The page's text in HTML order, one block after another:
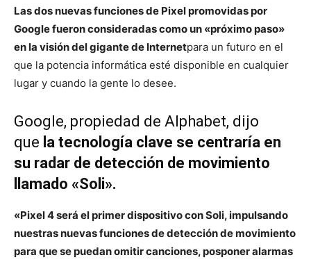
Las dos nuevas funciones de Pixel promovidas por
Google fueron consideradas como un «próximo paso»
en la visión del gigante de Internetpara un futuro en el
que la potencia informática esté disponible en cualquier
lugar y cuando la gente lo desee.
Google, propiedad de Alphabet, dijo
que la tecnología clave se centraría en
su radar de detección de movimiento
llamado «Soli».
«Pixel 4 será el primer dispositivo con Soli, impulsando
nuestras nuevas funciones de detección de movimiento
para que se puedan omitir canciones, posponer alarmas